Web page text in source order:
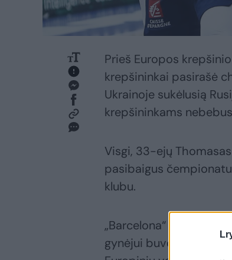
Prieš Europos
krepšininkai pasirašė
Ukrainoje sukėlusią
krepšininkams
Visgi, 33-ejų
pasibaigus
klubu.
„Barcelona“ ir Madrido
gynėjui buvo nesvarbu